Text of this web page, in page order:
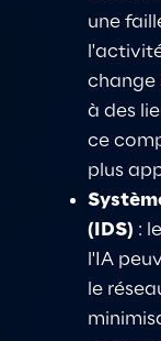
une
change
à des
ce
plus
(IDS) :
l'IA
le